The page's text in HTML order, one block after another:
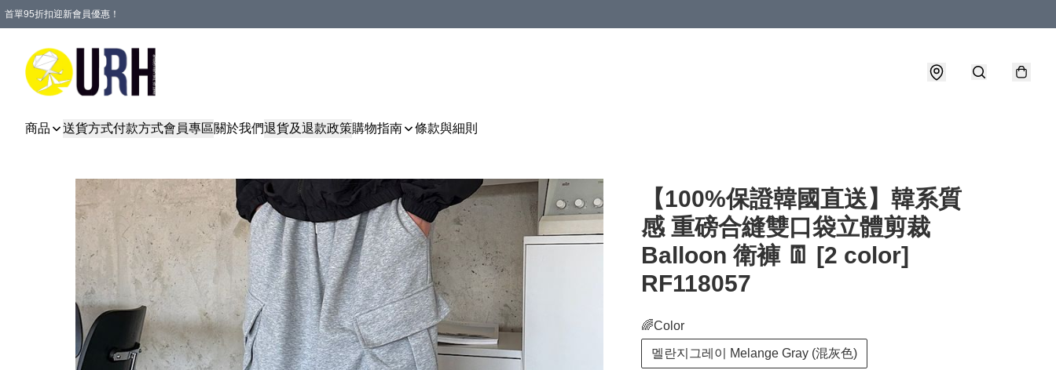
首單95折扣迎新會員優惠！
商品 送貨方式付款方式會員專區關於我們退貨及退款政策購物指南 條款與細則
【100%保證韓國直送】韓系質
感 重磅合縫雙口袋立體剪裁
Balloon 衛褲 👖 [2 color]
RF118057
🌈Color
멜란지그레이 Melange Gray (混灰色)